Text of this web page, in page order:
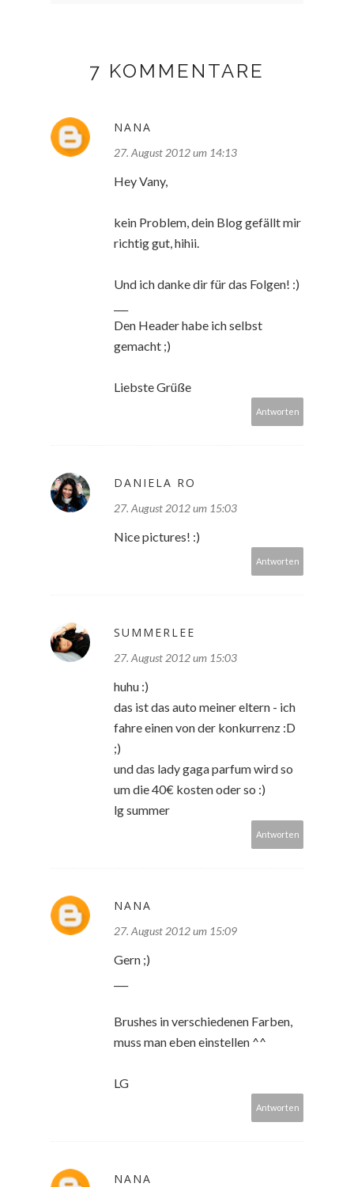
7 KOMMENTARE
NANA
27. August 2012 um 14:13
Hey Vany,
kein Problem, dein Blog gefällt mir
richtig gut, hihii.
Und ich danke dir für das Folgen! :)
Den Header habe ich selbst
gemacht ;)
Liebste Grüße
Antworten
DANIELA RO
27. August 2012 um 15:03
Nice pictures! :)
Antworten
SUMMERLEE
27. August 2012 um 15:03
huhu :)
das ist das auto meiner eltern - ich
fahre einen von der konkurrenz :D
;)
und das lady gaga parfum wird so
um die 40€ kosten oder so :)
lg summer
Antworten
NANA
27. August 2012 um 15:09
Gern ;)
Brushes in verschiedenen Farben,
muss man eben einstellen ^^
LG
Antworten
NANA